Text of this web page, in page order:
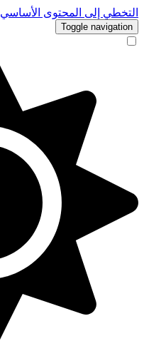
التخطي إلى المحتوى الأساسي
Toggle navigation